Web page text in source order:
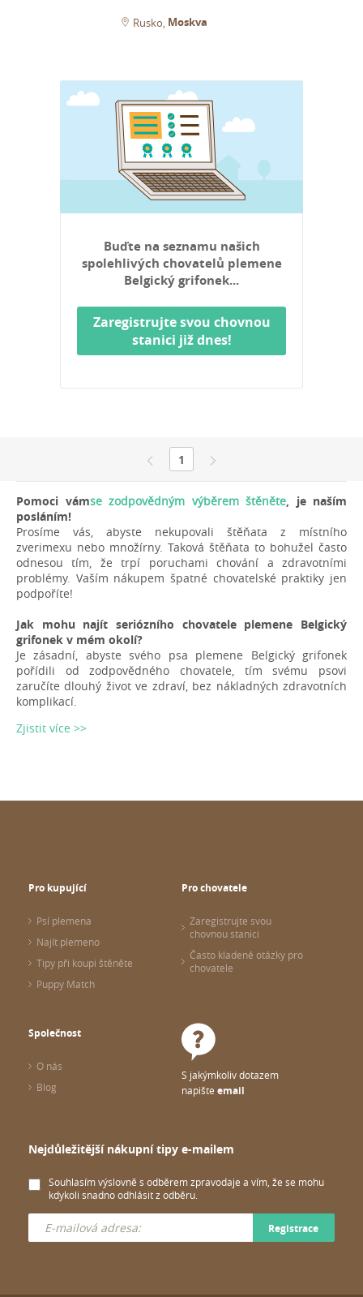
Rusko Moskva
Buďte na seznamu našich
spolehlivých chovatelů plemene
Belgický grifonek...
Zaregistrujte svou chovnou
stanici již dnes!
1
Pomoci vámse zodpovědným výběrem štěněte, je naším
posláním!
Prosíme vás, abyste nekupovali štěňata z místního
zverimexu nebo množírny. Taková štěňata to bohužel často
odnesou tím, že trpí poruchami chování a zdravotními
problémy. Vaším nákupem špatné chovatelské praktiky jen
podpoříte!
Jak mohu najít seriózního chovatele plemene Belgický
grifonek v mém okolí?
Je zásadní, abyste svého psa plemene Belgický grifonek
pořídili od zodpovědného chovatele, tím svému psovi
zaručíte dlouhý život ve zdraví, bez nákladných zdravotních
komplikací.
Zjistit více >>
Pro kupující
Psí plemena
Najít plemeno
Tipy při koupi štěněte
Puppy Match
Pro chovatele
Zaregistrujte svou
chovnou stanici
Často kladené otázky pro
chovatele
Společnost
O nás
Blog
S jakýmkoliv dotazem
napište email
Nejdůležitější nákupní tipy e-mailem
Souhlasím výslovně s odběrem zpravodaje a vím, že se mohu
kdykoli snadno odhlásit z odběru.
Registrace